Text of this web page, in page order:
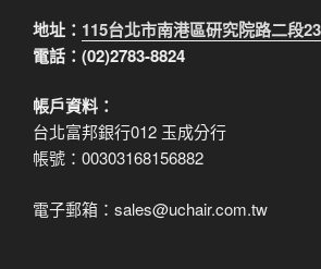
地址： 115台北市南港區研究院路二段
電話：(02)2783-8824
帳戶資料：
台北富邦銀行012 玉成分行
帳號：00303168156882
電子郵箱：sales@uchair.com.tw